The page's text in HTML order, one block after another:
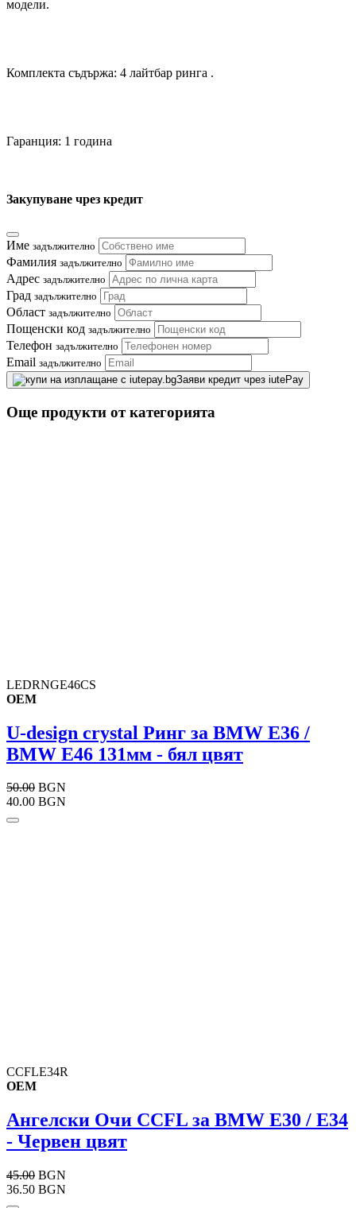
модели.
Комплекта съдържа: 4 лайтбар ринга .
Гаранция: 1 година
Закупуване чрез кредит
Име задължително
Фамилия задължително
Адрес задължително
Град задължително
Област задължително
Пощенски код задължително
Телефон задължително
Email задължително
Заяви кредит чрез iutePay
Още продукти от категорията
LEDRNGE46CS
OEM
U-design crystal Ринг за BMW E36 /
BMW E46 131мм - бял цвят
50.00 BGN
40.00 BGN
CCFLE34R
OEM
Ангелски Очи CCFL за BMW E30 / E34
- Червен цвят
45.00 BGN
36.50 BGN